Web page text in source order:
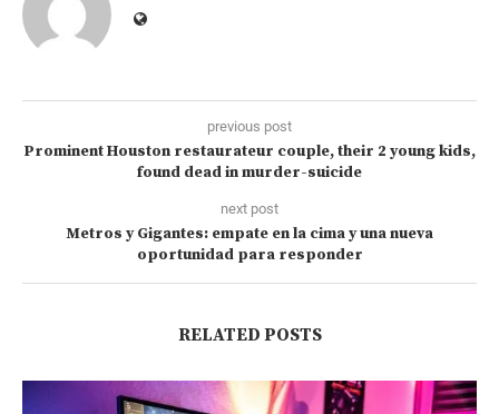
previous post
Prominent Houston restaurateur couple, their 2 young kids,
found dead in murder-suicide
next post
Metros y Gigantes: empate en la cima y una nueva
oportunidad para responder
RELATED POSTS